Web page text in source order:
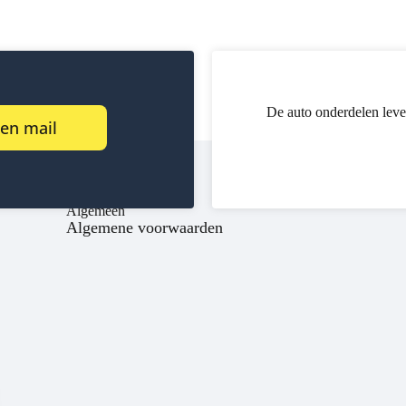
mail
De auto onderdelen
Algemeen
Algemene voorwaarden